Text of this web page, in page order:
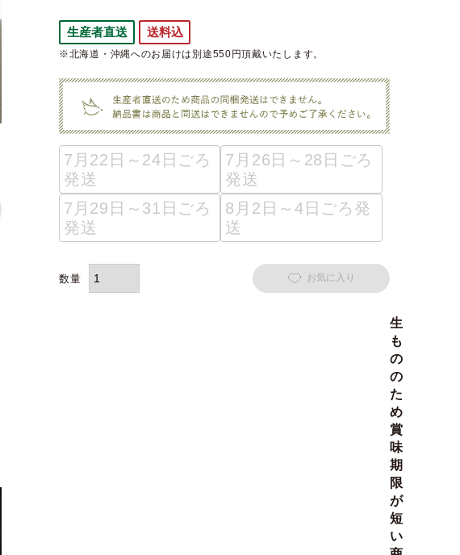
生産者直送 送料込
※北海道・沖縄へのお届けは別途550円頂戴いたします。
7月22日～24日ごろ
発送
7月26日～28日ごろ
発送
7月29日～31日ごろ
発送
8月2日～4日ごろ発
送
お気に入り
生
も
の
の
た
め
賞
味
期
限
が
短
い